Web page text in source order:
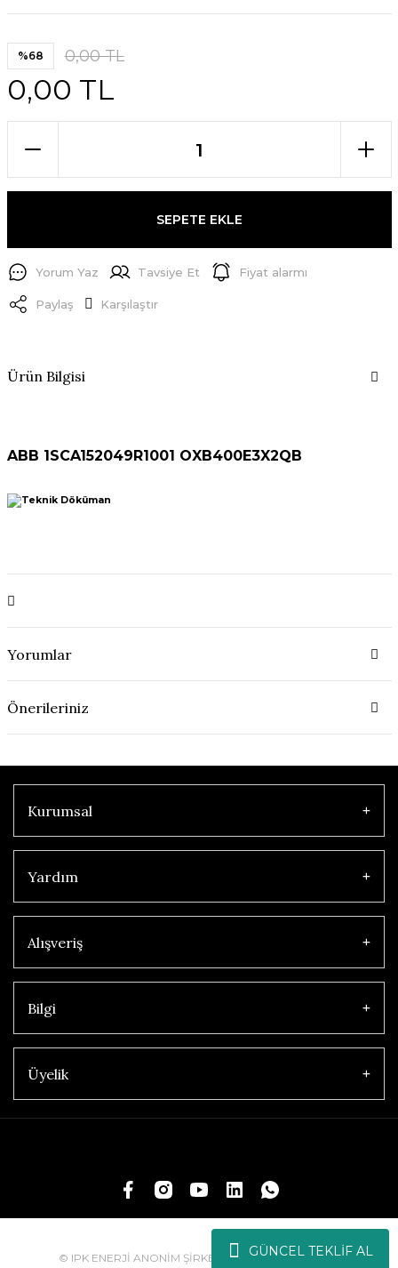
GÜNCEL TEKLİF AL
%68 0,00 TL
0,00 TL
SEPETE EKLE
Yorum Yaz Tavsiye Et Fiyat alarmı
Paylaş Karşılaştır
Ürün Bilgisi
ABB 1SCA152049R1001 OXB400E3X2QB
Yorumlar
Önerileriniz
Kurumsal
Yardım
Alışveriş
Bilgi
Üyelik
© IPK ENERJİ ANONİM ŞİRKETİ | Tüm Hakları Saklıdır.